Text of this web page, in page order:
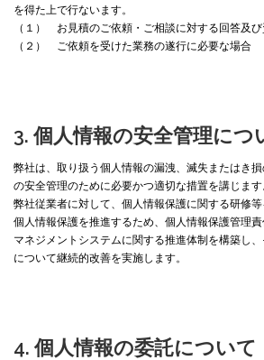
を得た上で行ないます。
（１） お見積のご依頼・ご相談に対する回答及
（２） ご依頼を受けた業務の遂行に必要な場合
3. 個人情報の安全管理につ
弊社は、取り扱う個人情報の漏洩、滅失またはき
の安全管理のために必要かつ適切な措置を講じます
弊社従業者に対して、個人情報保護に関する研修等
個人情報保護を推進するため、個人情報保護管理
マネジメントシステムに関する推進体制を構築し
について継続的改善を実施します。
4. 個人情報の委託について